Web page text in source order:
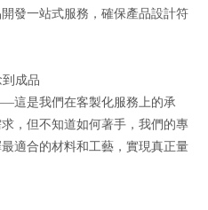
發一站式服務，確保產品設計符
成品
這是我們在客製化服務上的承
，但不知道如何著手，我們的專
適合的材料和工藝，實現真正量